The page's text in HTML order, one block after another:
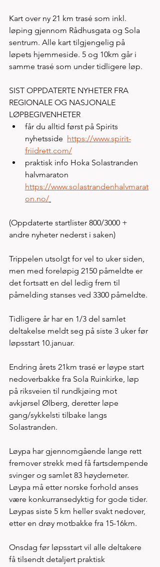
Kart over ny 21 km trasé som inkl.
løping gjennom Rådhusgata og Sola
sentrum. Alle kart tilgjengelig på
løpets hjemmeside. 5 og 10km går i
samme trasé som under tidligere løp.
SIST OPPDATERTE NYHETER FRA
REGIONALE OG NASJONALE
LØPBEGIVENHETER
får du alltid først på Spirits
nyhetsside https://www.spirit-
friidrett.com/
praktisk info Hoka Solastranden
halvmaraton
https://www.solastrandenhalvmarat
on.no/
(Oppdaterte startlister 800/3000 +
andre nyheter nederst i saken)
Trippelen utsolgt for vel to uker siden,
men med foreløpig 2150 påmeldte er
det fortsatt en del ledig frem til
påmelding stanses ved 3300 påmeldte.
Tidligere år har en 1/3 del samlet
deltakelse meldt seg på siste 3 uker før
løpsstart 10.januar.
Endring årets 21km trasé er løype start
nedoverbakke fra Sola Ruinkirke, løp
på riksveien til rundkjøing mot
avkjørsel Ølberg, deretter løpe
gang/sykkelsti tilbake langs
Solastranden.
Løypa har gjennomgående lange rett
fremover strekk med få fartsdempende
svinger og samlet 83 høydemeter.
Løypa må etter norske forhold anses
være konkurransedyktig for gode tider.
Løypas siste 5 km heller svakt nedover,
etter en drøy motbakke fra 15-16km.
Onsdag før løpsstart vil alle deltakere
få tilsendt detaljert praktisk